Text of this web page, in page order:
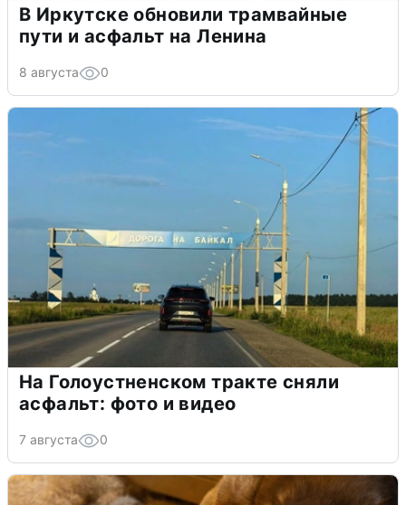
В Иркутске обновили трамвайные
пути и асфальт на Ленина
8 августа 0
На Голоустненском тракте сняли
асфальт: фото и видео
7 августа 0